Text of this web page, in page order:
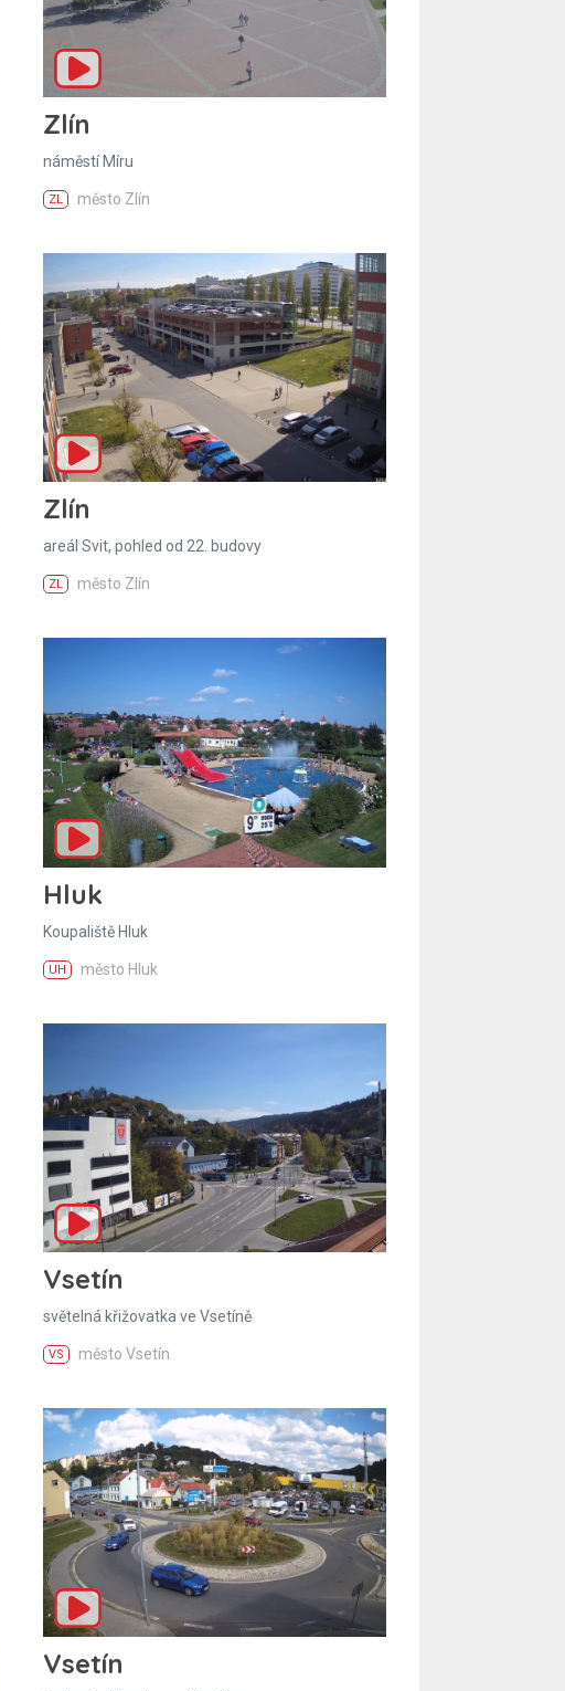
Zlín
náměstí Míru
ZL město Zlín
Zlín
areál Svit, pohled od 22. budovy
ZL město Zlín
Hluk
Koupaliště Hluk
UH město Hluk
Vsetín
světelná křižovatka ve Vsetíně
VS město Vsetín
Vsetín